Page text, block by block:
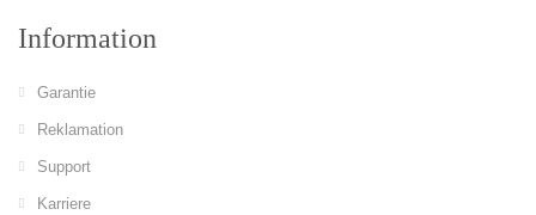
Information
Garantie
Reklamation
Support
Karriere